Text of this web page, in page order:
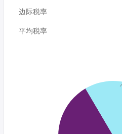
边际税率
平均税率